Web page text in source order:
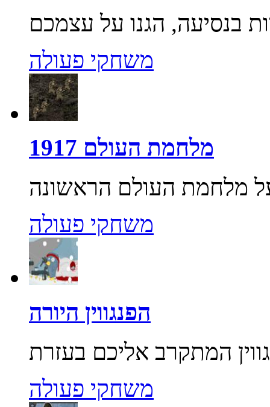
משחקי פעולה
מלחמת העולם 1917
משחקי פעולה
הפנגווין היורה
משחקי פעולה